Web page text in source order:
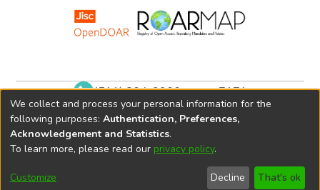
(511) 204-9900 anexo 7171
biblioteca@oefa.gob.pe
We collect and process your personal information for the
following purposes: Authentication, Preferences,
Acknowledgement and Statistics.
To learn more, please read our privacy policy.
Customize Decline That's ok